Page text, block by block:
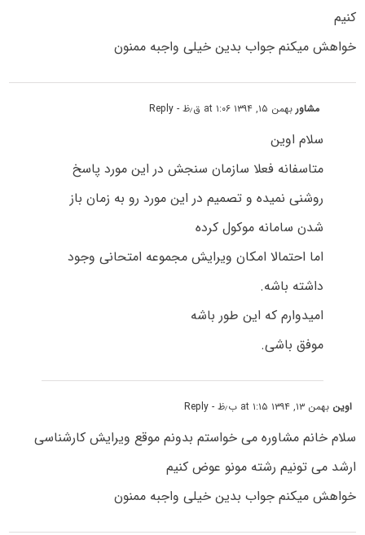
کنیم
خواهش میکنم جواب بدین خیلی واجبه ممنون
مشاوربهمن ۱۵, ۱۳۹۴ at ۱:۰۶ ق٫ظ - Reply
سلام اوین
متاسفانه فعلا سازمان سنجش در این مورد پاسخ
روشنی نمیده و تصمیم در این مورد رو به زمان باز
شدن سامانه موکول کرده
اما احتمالا امکان ویرایش مجموعه امتحانی وجود
داشته باشه.
امیدوارم که این طور باشه
موفق باشی.
اوین بهمن ۱۳, ۱۳۹۴ at ۱:۱۵ ب٫ظ - Reply
سلام خانم مشاوره می خواستم بدونم موقع ویرایش کارشناسی
ارشد می تونیم رشته مونو عوض کنیم
خواهش میکنم جواب بدین خیلی واجبه ممنون